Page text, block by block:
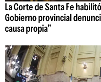
La Corte de Santa Fe
Gobierno provincial
causa propia"